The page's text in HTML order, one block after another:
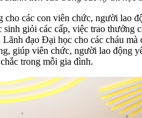
các con viên chức, người lao
giỏi các cấp, việc trao thưởng
đạo Đại học cho các cháu mà
giúp viên chức, người lao động
trong mỗi gia đình.